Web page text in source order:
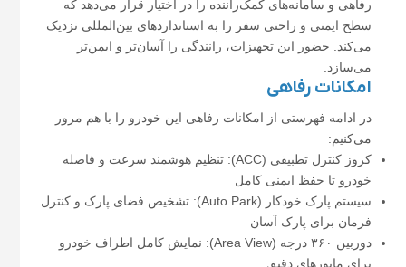
رفاهی و سامانه‌های کمک‌راننده را در اختیار قرار می‌دهد که
سطح ایمنی و راحتی سفر را به استانداردهای بین‌المللی نزدیک
می‌کند. حضور این تجهیزات، رانندگی را آسان‌تر و ایمن‌تر
می‌سازد.
امکانات رفاهی
در ادامه فهرستی از امکانات رفاهی این خودرو را با هم مرور
می‌کنیم:
کروز کنترل تطبیقی (ACC): تنظیم هوشمند سرعت و فاصله
خودرو تا حفظ ایمنی کامل
سیستم پارک خودکار (Auto Park): تشخیص فضای پارک و کنترل
فرمان برای پارک آسان
دوربین ۳۶۰ درجه (Area View): نمایش کامل اطراف خودرو
برای مانورهای دقیق